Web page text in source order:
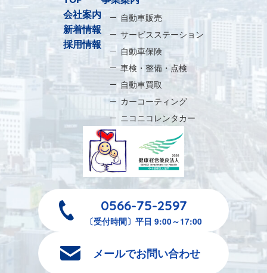
会社案内
新着情報
採用情報
自動車販売
サービスステーション
自動車保険
車検・整備・点検
自動車買取
カーコーティング
ニコニコレンタカー
0566-75-2597
〔受付時間〕平日 9:00～17:00
メールでお問い合わせ